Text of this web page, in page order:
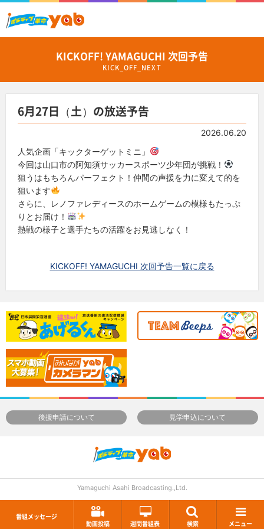
番組メッセージ
動画投稿
週間番組表 検索 メニュー
KICKOFF! YAMAGUCHI 次回予告
KICK_OFF_NEXT
6月27日（土）の放送予告
2026.06.20
人気企画「キックターゲットミニ」
今回は山口市の阿知須サッカースポーツ少年団が挑戦！
狙うはもちろんパーフェクト！仲間の声援を力に変えて的を
狙います
さらに、レノファレディースのホームゲームの模様もたっぷ
りとお届け！
熱戦の様子と選手たちの活躍をお見逃しなく！
KICKOFF! YAMAGUCHI 次回予告一覧に戻る
後援申請について 見学申込について
Yamaguchi Asahi Broadcasting.,Ltd.